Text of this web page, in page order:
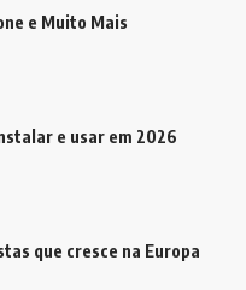
e Muito Mais
e usar em 2026
que cresce na Europa